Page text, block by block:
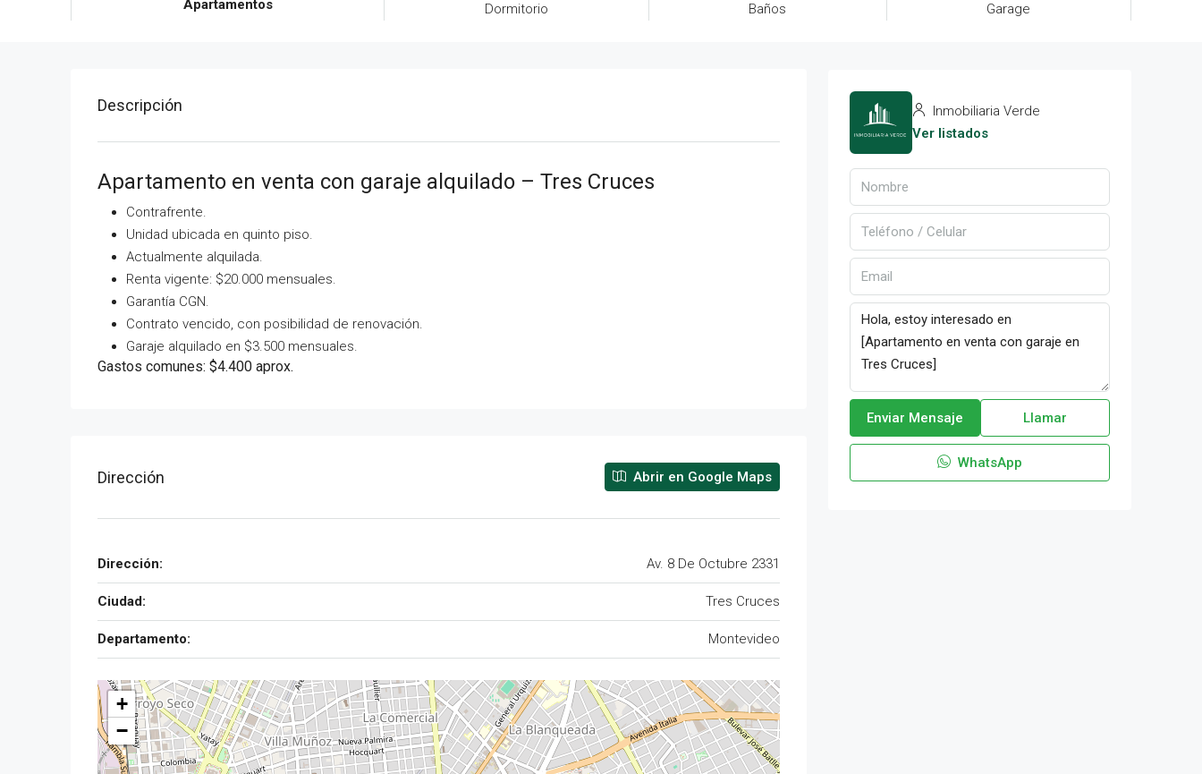
Apartamentos Dormitorio Baños Garage
Descripción
Apartamento en venta con garaje alquilado – Tres Cruces
Contrafrente.
Unidad ubicada en quinto piso.
Actualmente alquilada.
Renta vigente: $20.000 mensuales.
Garantía CGN.
Contrato vencido, con posibilidad de renovación.
Garaje alquilado en $3.500 mensuales.
Gastos comunes: $4.400 aprox.
Dirección Abrir en Google Maps
Dirección: Av. 8 De Octubre 2331
Ciudad: Tres Cruces
Departamento: Montevideo
+
−
Inmobiliaria Verde
Ver listados
Enviar Mensaje Llamar
WhatsApp